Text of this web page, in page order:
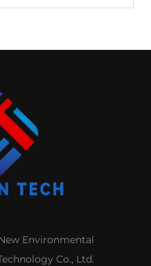
New Environmental
Co., Ltd.